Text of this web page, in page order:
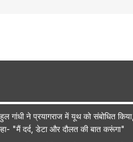
गांधी ने प्रयागराज में यूथ को संबोधित किया,
"मैं दर्द, डेटा और दौलत की बात करूंगा"